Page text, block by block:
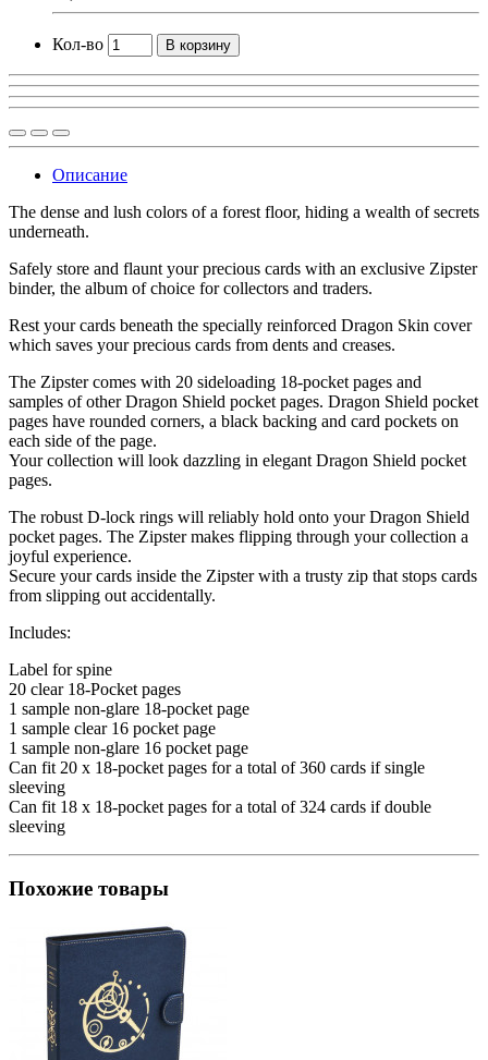
Кол-во В корзину
Описание
The dense and lush colors of a forest floor, hiding a wealth of secrets
underneath.
Safely store and flaunt your precious cards with an exclusive Zipster
binder, the album of choice for collectors and traders.
Rest your cards beneath the specially reinforced Dragon Skin cover
which saves your precious cards from dents and creases.
The Zipster comes with 20 sideloading 18-pocket pages and
samples of other Dragon Shield pocket pages. Dragon Shield pocket
pages have rounded corners, a black backing and card pockets on
each side of the page.
Your collection will look dazzling in elegant Dragon Shield pocket
pages.
The robust D-lock rings will reliably hold onto your Dragon Shield
pocket pages. The Zipster makes flipping through your collection a
joyful experience.
Secure your cards inside the Zipster with a trusty zip that stops cards
from slipping out accidentally.
Includes:
Label for spine
20 clear 18-Pocket pages
1 sample non-glare 18-pocket page
1 sample clear 16 pocket page
1 sample non-glare 16 pocket page
Can fit 20 x 18-pocket pages for a total of 360 cards if single
sleeving
Can fit 18 x 18-pocket pages for a total of 324 cards if double
sleeving
Похожие товары